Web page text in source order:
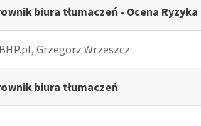
biura tłumaczeń - Ocena
Grzegorz Wrzeszcz
biura tłumaczeń